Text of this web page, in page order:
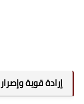
إرادة قوية وإصرار